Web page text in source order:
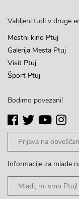
Vabljeni tudi v druge
Mestni kino Ptuj
Galerija Mesta Ptuj
Visit Ptuj
Šport Ptuj
Bodimo povezani!
Prijava na
Informacije za mlade
Mladi, mi smo Ptuj!